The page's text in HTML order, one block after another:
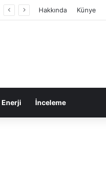
Hakkında Künye
Enerji İnceleme